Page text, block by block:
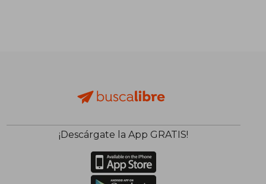
¡Descárgate la App GRATIS!